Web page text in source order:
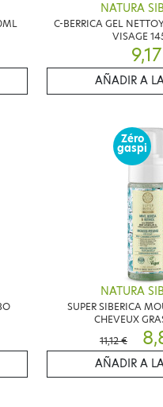
NATURA
C-BERRICA GEL
VISAGE
AÑADIR A
Zéro
gaspi
NATURA
SUPER SIBERICA
CHEVEUX
11,12 €
AÑADIR A